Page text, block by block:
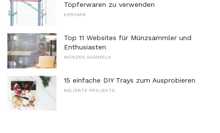
Töpferwaren zu verwenden
KERAMIK
Top 11 Websites für Münzsammler und
Enthusiasten
MÜNZEN SAMMELN
15 einfache DIY Trays zum Ausprobieren
BELIEBTE PROJEKTE